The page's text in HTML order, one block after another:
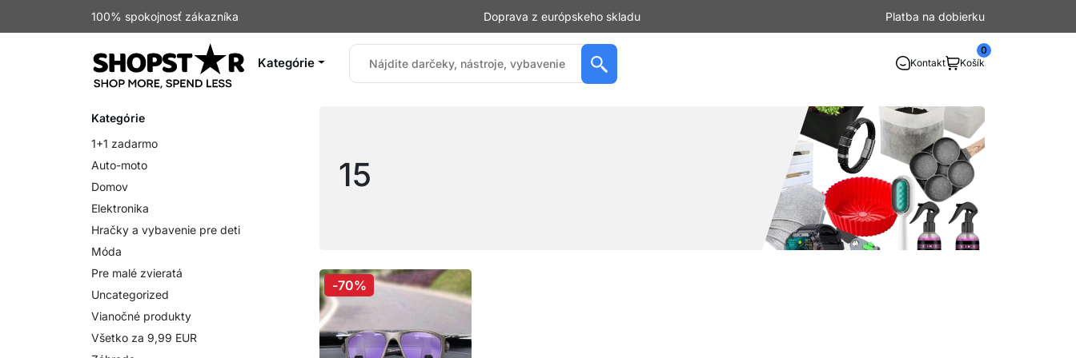
100% spokojnosť zákazníka Doprava z európskeho skladu Platba na dobierku
Kategórie Kontakt Košík
0
15
-70%
Kategórie
1+1 zadarmo
Auto-moto
Domov
Elektronika
Hračky a vybavenie pre deti
Móda
Pre malé zvieratá
Uncategorized
Vianočné produkty
Všetko za 9,99 EUR